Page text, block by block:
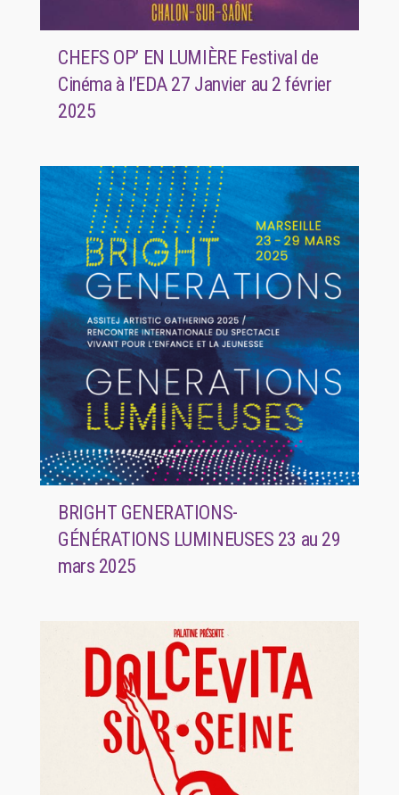
CHEFS OP’ EN LUMIÈRE Festival de
Cinéma à l’EDA 27 Janvier au 2 février
2025
BRIGHT GENERATIONS-
GÉNÉRATIONS LUMINEUSES 23 au 29
mars 2025